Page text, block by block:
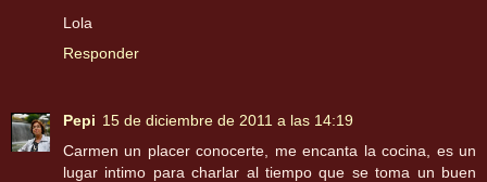
Lola
Responder
Pepi 15 de diciembre de 2011 a las 14:19
Carmen un placer conocerte, me encanta la cocina, es un
lugar intimo para charlar al tiempo que se toma un buen